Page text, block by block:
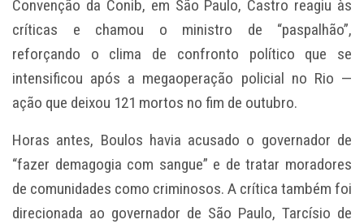
Convenção da Conib, em São Paulo, Castro reagiu às
críticas e chamou o ministro de “paspalhão”,
reforçando o clima de confronto político que se
intensificou após a megaoperação policial no Rio —
ação que deixou 121 mortos no fim de outubro.
Horas antes, Boulos havia acusado o governador de
“fazer demagogia com sangue” e de tratar moradores
de comunidades como criminosos. A crítica também foi
direcionada ao governador de São Paulo, Tarcísio de